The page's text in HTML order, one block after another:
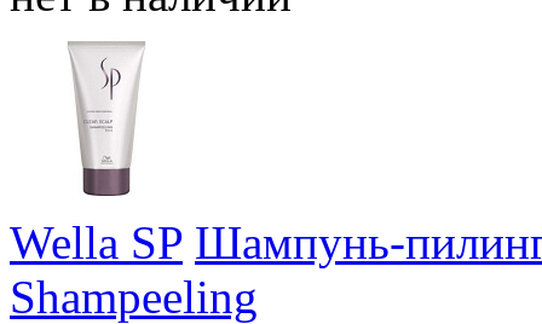
Wella SP Шампунь-
Shampeeling